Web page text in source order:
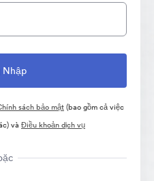
sách bảo mật(bao gồm cả việc
và Điều khoản dịch vụ